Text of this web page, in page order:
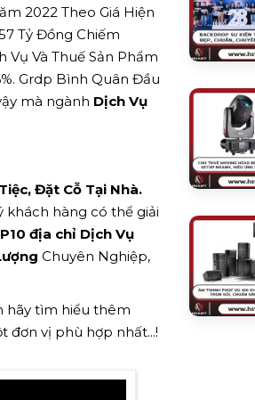
2022 Theo Giá Hiện
Tỷ Đồng Chiếm
Vụ Và Thuế Sản Phẩm
Grdp Bình Quân Đầu
mà ngành Dịch Vụ
Đặt Cỗ Tại Nhà.
khách hàng có thể giải
địa chỉ Dịch Vụ
Chuyên Nghiệp,
hãy tìm hiểu thêm
vị phù hợp nhất...!